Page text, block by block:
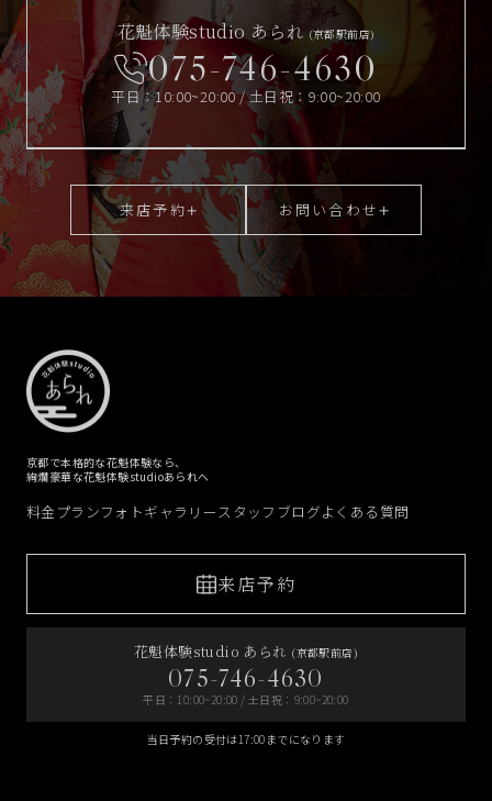
花魁体験studio あられ (京都駅前店)
075-746-4630
平日：10:00~20:00 / 土日祝：9:00~20:00
来店予約 お問い合わせ
京都で本格的な花魁体験なら、
絢爛豪華な花魁体験studioあられへ
料金プランフォトギャラリースタッフブログよくある質問
来店予約
花魁体験studio あられ (京都駅前店)
075-746-4630
平日：10:00~20:00 / 土日祝：9:00~20:00
当日予約の受付は17:00までになります